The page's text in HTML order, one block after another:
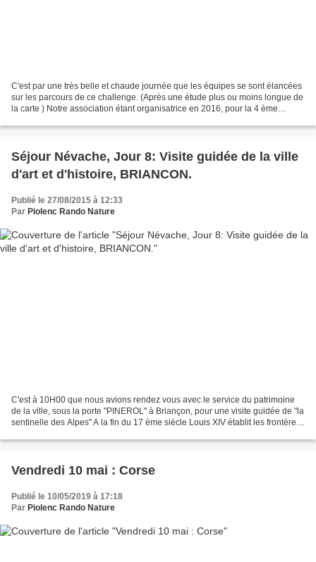
C'est par une très belle et chaude journée que les équipes se sont élancées
sur les parcours de ce challenge. (Après une étude plus ou moins longue de
la carte ) Notre association étant organisatrice en 2016, pour la 4 ème
Séjour Névache, Jour 8: Visite guidée de la ville
d'art et d'histoire, BRIANCON.
Publié le 27/08/2015 à 12:33
Par Piolenc Rando Nature
C'est à 10H00 que nous avions rendez vous avec le service du patrimoine
de la ville, sous la porte "PINEROL" à Briançon, pour une visite guidée de "la
sentinelle des Alpes" A la fin du 17 ème siècle Louis XIV établit les frontères
Vendredi 10 mai : Corse
Publié le 10/05/2019 à 17:18
Par Piolenc Rando Nature